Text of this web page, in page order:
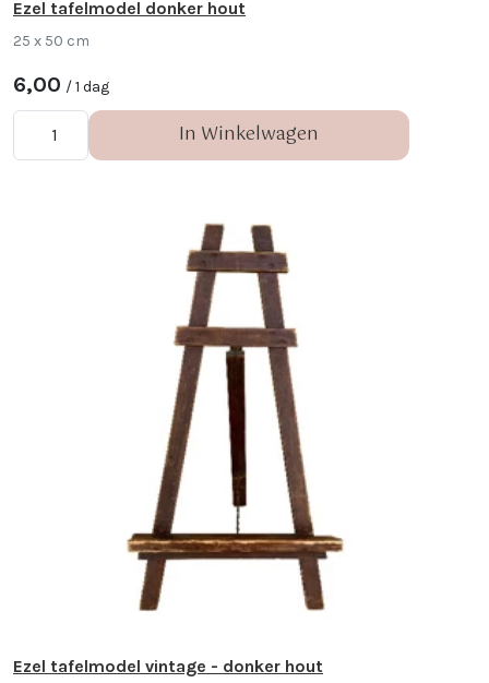
Ezel tafelmodel donker hout
25 x 50 cm
6,00 / 1 dag
In Winkelwagen
Ezel tafelmodel vintage - donker hout